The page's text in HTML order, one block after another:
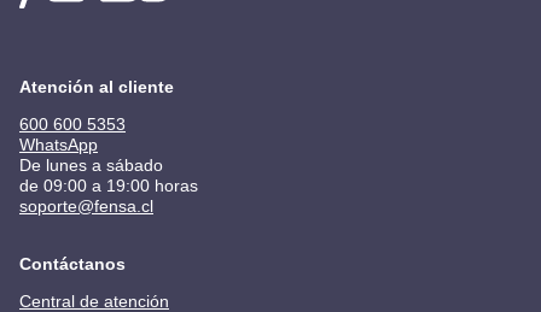
Atención al cliente
600 600 5353
WhatsApp
De lunes a sábado
de 09:00 a 19:00 horas
soporte@fensa.cl
Contáctanos
Central de atención